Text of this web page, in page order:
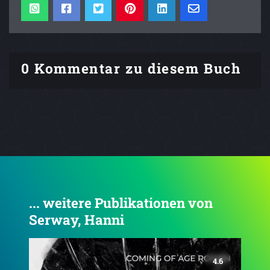
0 Kommentar zu diesem Buch
... weitere Publikationen von
Serway, Hanni